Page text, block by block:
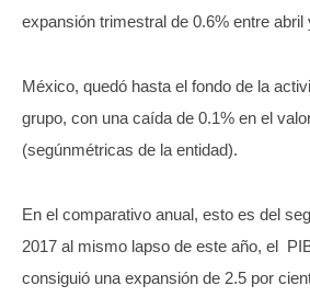
expansión trimestral de 0.6% entre abril
México, quedó hasta el fondo de la
grupo, con una caída de 0.1% en el
(segúnmétricas de la entidad).
En el comparativo anual, esto es del
2017 al mismo lapso de este año, el
consiguió una expansión de 2.5 por